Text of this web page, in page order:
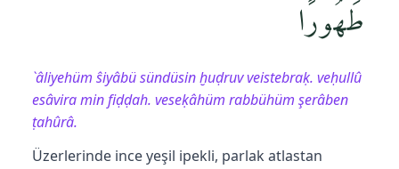
طَهُورًا
`âliyehüm ŝiyâbü sündüsin ḫuḍruv veistebraḳ. veḥullû
esâvira min fiḍḍah. veseḳâhüm rabbühüm şerâben
ṭahûrâ.
Üzerlerinde ince yeşil ipekli, parlak atlastan